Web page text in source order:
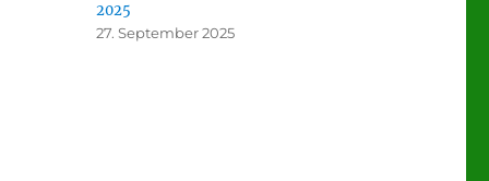
2025
27. September 2025